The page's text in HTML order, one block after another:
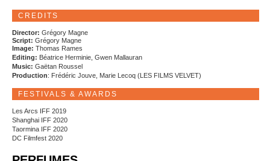
CREDITS
Director: Grégory Magne
Script: Grégory Magne
Image: Thomas Rames
Editing: Béatrice Herminie, Gwen Mallauran
Music: Gaëtan Roussel
Production: Frédéric Jouve, Marie Lecoq (LES FILMS VELVET)
FESTIVALS & AWARDS
Les Arcs IFF 2019
Shanghai IFF 2020
Taormina IFF 2020
DC Filmfest 2020